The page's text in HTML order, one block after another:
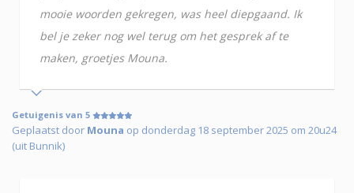
mooie woorden gekregen, was heel diepgaand. Ik
bel je zeker nog wel terug om het gesprek af te
maken, groetjes Mouna.
Getuigenis van 5
Geplaatst door Mouna op donderdag 18 september 2025 om 20u24
(uit Bunnik)